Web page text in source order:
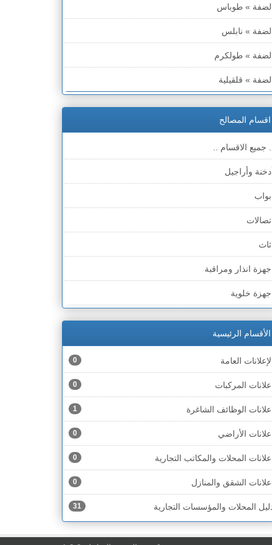
» طوباس
» نابلس
» طولكرم
» قلقيلية
الضفة » رام الله والبيره
» أريحا
» الخليل
» بيت لحم
غزة
الأخضر » حيفا
الأخضر » رهط
الأخضر » أم الفحم
الأخضر » الناصرة
الأخضر » عكا ونهاريا
الأخضر » الجليل
الأخضر » مرج ابن عامر
الأخضر » البطوف
الأخضر » الجولان
الأخضر » الشارون
الأخضر » القدس
اقسام المصالح
.. جميع الاقسام ..
وأراجيل
انذار ومراقبة
خلوية
اجهزة كهربائية
مكتبية
رياضية
صحية
كهربائية
منزلية
الأقسام الرئيسية
العامة 0
المركبات 0
الوظائف الشاغرة 1
الأراضي 0
المحلات والمكاتب التجارية 0
الشقق والمنازل 0
المحلات والمؤسسات التجارية 31